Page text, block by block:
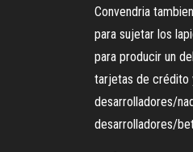
Convendria
para sujetar los
para producir un
tarjetas de crédito
desarrolladores/
desarrolladores/